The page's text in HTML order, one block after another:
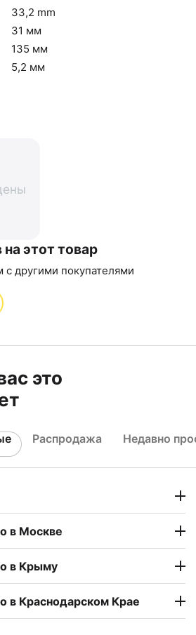
33,2 mm
31 мм
135 мм
5,2 мм
этот товар
другими покупателями
это
Распродажа Недавно
в Москве
в Крыму
в Краснодарском Крае